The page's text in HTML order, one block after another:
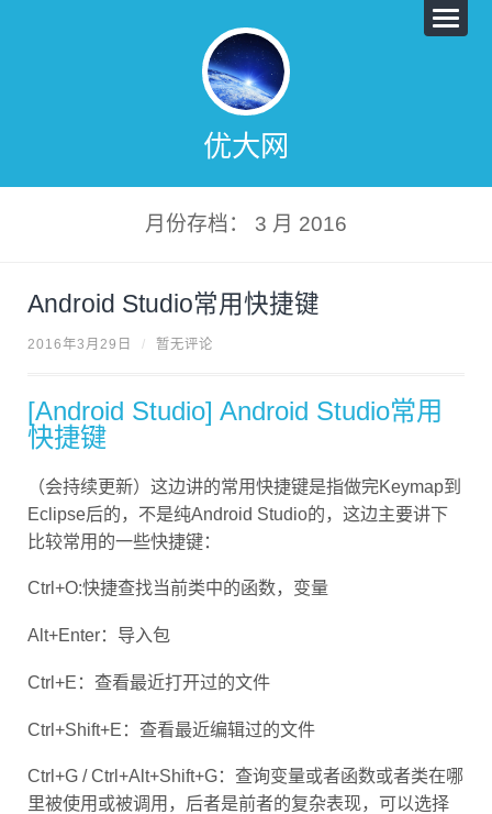
优大网
月份存档： 3 月 2016
Android Studio常用快捷键
2016年3月29日 / 暂无评论
[Android Studio] Android Studio常用
快捷键
（会持续更新）这边讲的常用快捷键是指做完Keymap到
Eclipse后的，不是纯Android Studio的，这边主要讲下
比较常用的一些快捷键：
Ctrl+O:快捷查找当前类中的函数，变量
Alt+Enter：导入包
Ctrl+E：查看最近打开过的文件
Ctrl+Shift+E：查看最近编辑过的文件
Ctrl+G / Ctrl+Alt+Shift+G：查询变量或者函数或者类在哪
里被使用或被调用，后者是前者的复杂表现，可以选择